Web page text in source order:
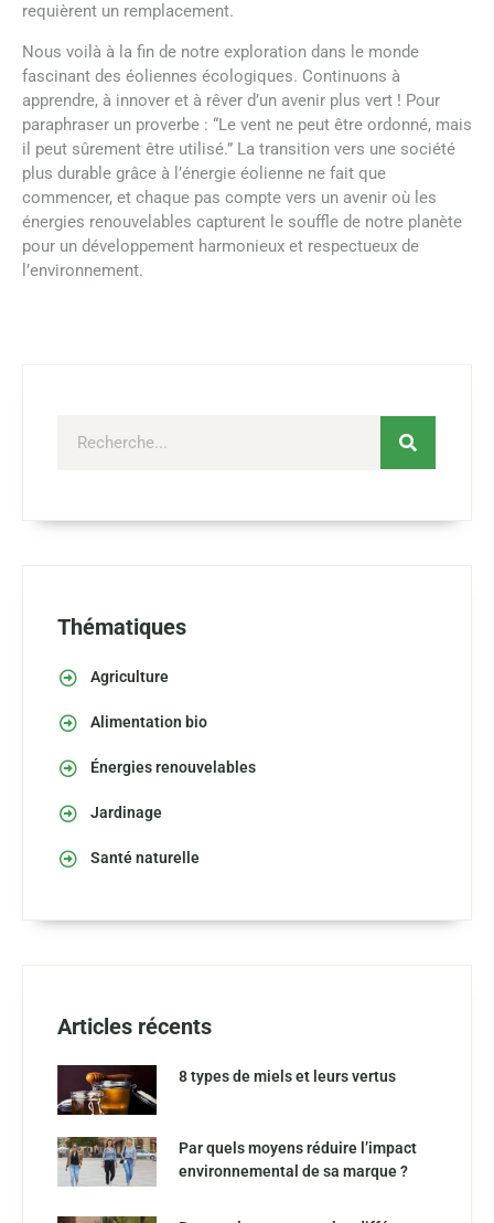
requièrent un remplacement.
Nous voilà à la fin de notre exploration dans le monde
fascinant des éoliennes écologiques. Continuons à
apprendre, à innover et à rêver d’un avenir plus vert ! Pour
paraphraser un proverbe : “Le vent ne peut être ordonné, mais
il peut sûrement être utilisé.” La transition vers une société
plus durable grâce à l’énergie éolienne ne fait que
commencer, et chaque pas compte vers un avenir où les
énergies renouvelables capturent le souffle de notre planète
pour un développement harmonieux et respectueux de
l’environnement.
Thématiques
Agriculture
Alimentation bio
Énergies renouvelables
Jardinage
Santé naturelle
Articles récents
8 types de miels et leurs vertus
Par quels moyens réduire l’impact
environnemental de sa marque ?